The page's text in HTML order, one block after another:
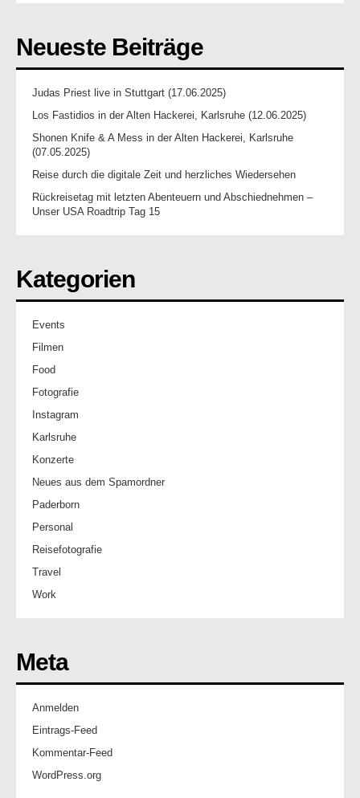
Neueste Beiträge
Judas Priest live in Stuttgart (17.06.2025)
Los Fastidios in der Alten Hackerei, Karlsruhe (12.06.2025)
Shonen Knife & A Mess in der Alten Hackerei, Karlsruhe
(07.05.2025)
Reise durch die digitale Zeit und herzliches Wiedersehen
Rückreisetag mit letzten Abenteuern und Abschiednehmen –
Unser USA Roadtrip Tag 15
Kategorien
Events
Filmen
Food
Fotografie
Instagram
Karlsruhe
Konzerte
Neues aus dem Spamordner
Paderborn
Personal
Reisefotografie
Travel
Work
Meta
Anmelden
Eintrags-Feed
Kommentar-Feed
WordPress.org